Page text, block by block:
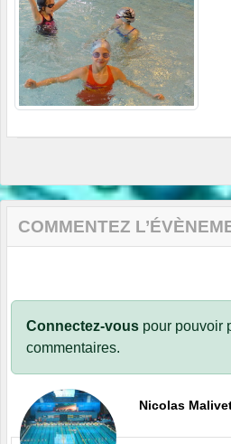
COMMENTEZ
Connectez-vous pour pouvoir
commentaires.
Nicolas